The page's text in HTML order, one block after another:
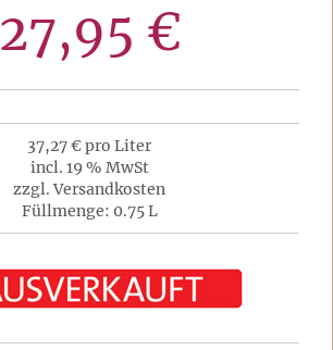
27,95 €
37,27 € pro Liter
incl. 19 % MwSt
zzgl. Versandkosten
Füllmenge: 0.75 L